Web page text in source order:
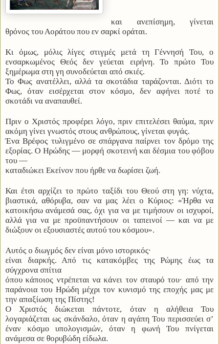
και ανεπίσημη, γίνεται
θρόνος του Αοράτου που εν σαρκί οράται.
Κι όμως, μόλις λίγες στιγμές μετά τη Γέννησή Του, ο
ενσαρκωμένος Θεός δεν γεύεται ειρήνη. Το πρώτο Του
ξημέρωμα στη γη συνοδεύεται από σκιές.
Το Φως ανατέλλει, αλλά τα σκοτάδια ταράζονται. Διότι το
Φως, όταν εισέρχεται στον κόσμο, δεν αφήνει ποτέ το
σκοτάδι να αναπαυθεί.
Πριν ο Χριστός προφέρει λόγο, πριν επιτελέσει θαύμα, πριν
ακόμη γίνει γνωστός στους ανθρώπους, γίνεται φυγάς.
Ένα Βρέφος τυλιγμένο σε σπάργανα παίρνει τον δρόμο της
εξορίας. Ο Ηρώδης — μορφή σκοτεινή και δέσμια του φόβου
του —
καταδιώκει Εκείνον που ήρθε να δωρίσει ζωή.
Και έτσι αρχίζει το πρώτο ταξίδι του Θεού στη γη: νύχτα,
βιαστικά, αθόρυβα, σαν να μας λέει ο Κύριος: «Ήρθα να
κατοικήσω ανάμεσά σας, όχι για να με τιμήσουν οι ισχυροί,
αλλά για να με προϋπαντήσουν οι ταπεινοί — και να με
διώξουν οι εξουσιαστές αυτού του κόσμου».
Αυτός ο διωγμός δεν είναι μόνο ιστορικός∙
είναι διαρκής. Από τις κατακόμβες της Ρώμης έως τα
σύγχρονα σπίτια
όπου κάποιος ντρέπεται να κάνει τον σταυρό του· από την
παράνοια του Ηρώδη μέχρι τον κυνισμό της εποχής μας με
την απαξίωση της Πίστης!
Ο Χριστός διώκεται πάντοτε, όταν η αλήθεια Του
λογαριάζεται ως σκάνδαλο, όταν η αγάπη Του περισσεύει σ’
έναν κόσμο υπολογισμών, όταν η φωνή Του πνίγεται
ανάμεσα σε θορυβώδη είδωλα.